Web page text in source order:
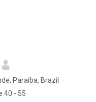
Paraíba, Brazil
40 - 55